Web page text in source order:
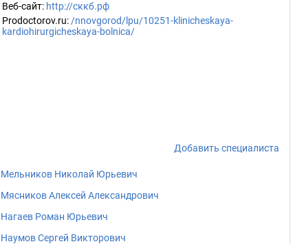
Веб-сайт: http://сккб.рф
Prodoctorov.ru: /nnovgorod/lpu/10251-klinicheskaya-
kardiohirurgicheskaya-bolnica/
Добавить специалиста
Мельников Николай Юрьевич
Мясников Алексей Александрович
Нагаев Роман Юрьевич
Наумов Сергей Викторович